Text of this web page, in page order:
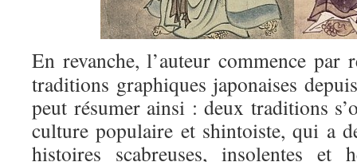
En revanche, l’auteur commence par
traditions graphiques japonaises
peut résumer ainsi : deux traditions
culture populaire et shintoiste, qui a
histoires scabreuses, insolentes et